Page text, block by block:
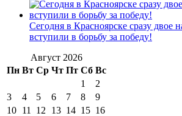
Сегодня в Красноярске сразу двое
вступили в борьбу за победу!
Август 2026
Пн Вт Ср Чт Пт Сб Вс
1
2
3
4 5 6 7 8
9
10 11 12 13 14 15 16